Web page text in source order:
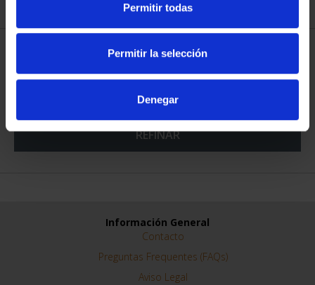
Permitir todas
Permitir la selección
Denegar
REFINAR
Información General
Contacto
Preguntas Frequentes (FAQs)
Aviso Legal